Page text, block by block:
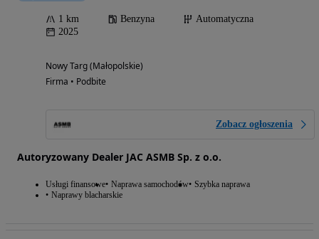
1 km Benzyna
Automatyczna
2025
Nowy Targ (Małopolskie)
Firma • Podbite
Zobacz ogłoszenia
Autoryzowany Dealer JAC ASMB Sp. z o.o.
Usługi finansowe Naprawa samochodów Szybka naprawa
Naprawy blacharskie